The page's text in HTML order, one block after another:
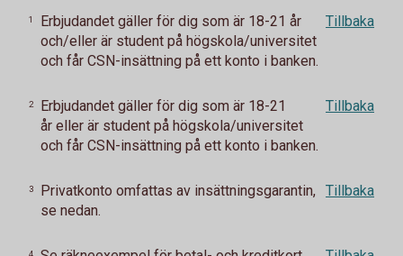
1
Erbjudandet gäller för dig som är 18-21 år
och/eller är student på högskola/universitet
och får CSN-insättning på ett konto i banken.
Tillbaka
2
Erbjudandet gäller för dig som är 18-21
år eller är student på högskola/universitet
och får CSN-insättning på ett konto i banken.
Tillbaka
3
Privatkonto omfattas av insättningsgarantin,
se nedan.
Tillbaka
4